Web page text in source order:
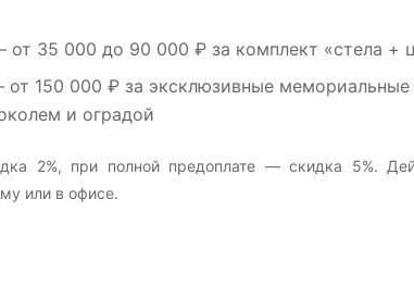
от 35 000 до 90 000 ₽ за комплект «стела +
150 000 ₽ за эксклюзивные мемориальные
и оградой
2%, при полной предоплате — скидка 5%.
или в офисе.